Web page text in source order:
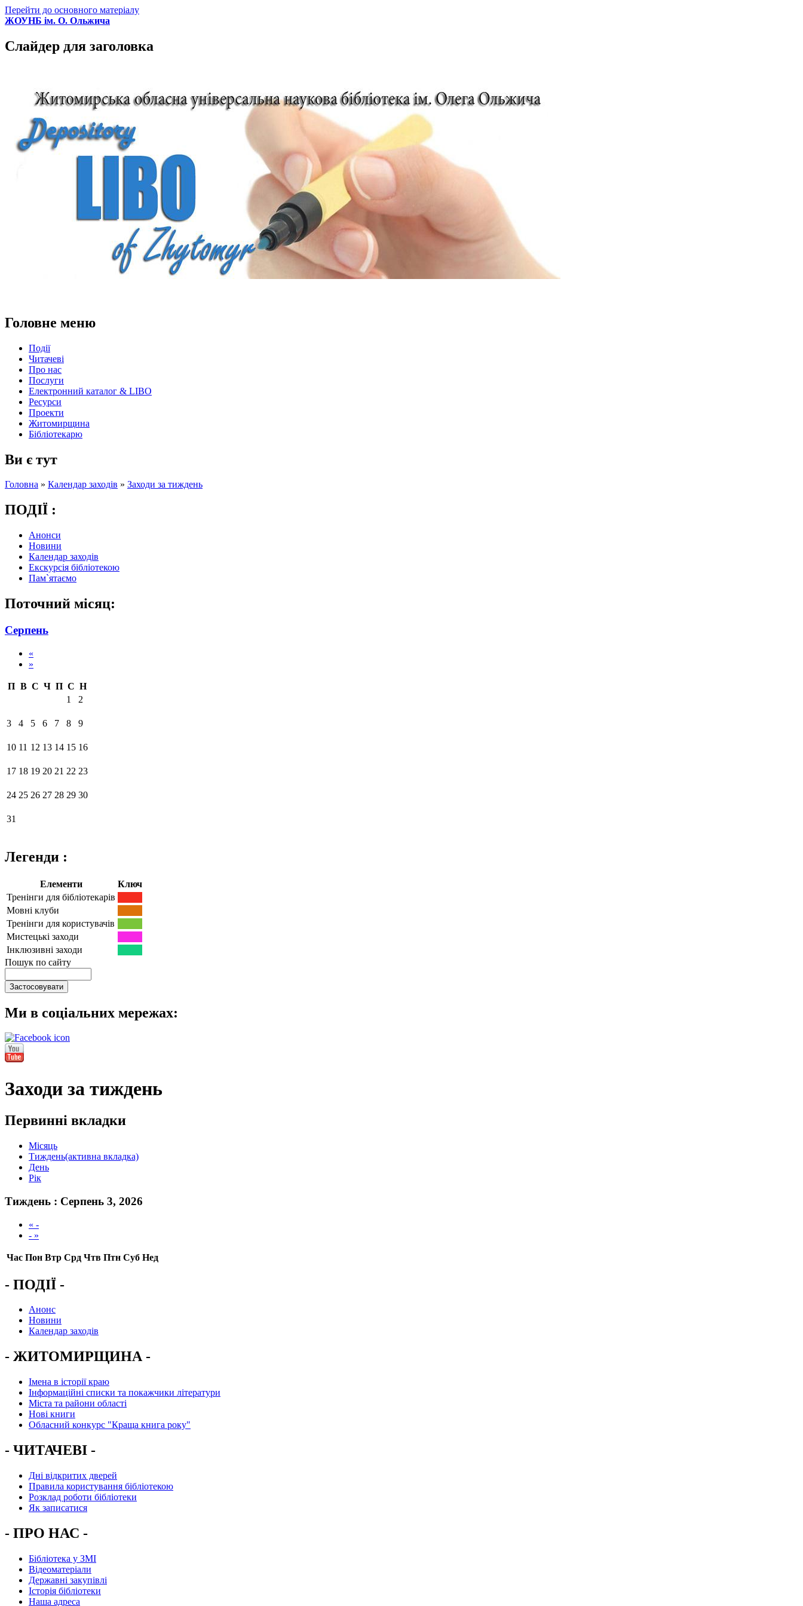
Перейти до основного матеріалу
ЖОУНБ ім. О. Ольжича
Слайдер для заголовка
Головне меню
Події
Читачеві
Про нас
Послуги
Електронний каталог & LIBO
Ресурси
Проекти
Житомирщина
Бібліотекарю
Ви є тут
Головна » Календар заходів » Заходи за тиждень
ПОДІЇ :
Анонси
Новини
Календар заходів
Екскурсія бібліотекою
Пам`ятаємо
Поточний місяц:
Серпень
«
»
П В С Ч П С Н
1
2
3 4 5 6 7 8 9
10 11 12 13 14 15 16
17 18 19 20 21 22 23
24 25 26 27 28 29 30
31
Легенди :
Елементи
Ключ
Тренінги для бібліотекарів
Мовні клуби
Тренінги для користувачів
Мистецькі заходи
Інклюзивні заходи
Пошук по сайту
Ми в соціальних мережах:
Заходи за тиждень
Первинні вкладки
Місяць
Тиждень(активна вкладка)
День
Рік
Тиждень : Серпень 3, 2026
« -
- »
Час Пон Втр Срд Чтв Птн Суб Нед
- ПОДІЇ -
Анонс
Новини
Календар заходів
- ЖИТОМИРЩИНА -
Імена в історії краю
Інформаційні списки та покажчики літератури
Міста та райони області
Нові книги
Обласний конкурс "Краща книга року"
- ЧИТАЧЕВІ -
Дні відкритих дверей
Правила користування бібліотекою
Розклад роботи бібліотеки
Як записатися
- ПРО НАС -
Бібліотека у ЗМІ
Відеоматеріали
Державні закупівлі
Історія бібліотеки
Наша адреса